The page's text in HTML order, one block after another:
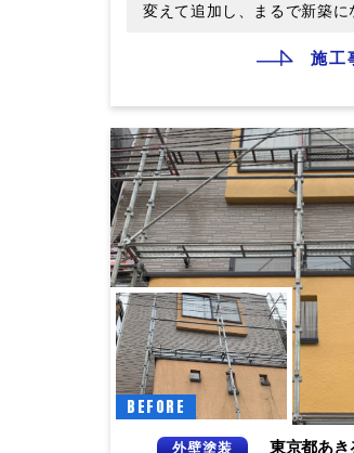
変えて追加し、まるで新築に
施工
BEFORE
外壁塗装 東京都あき